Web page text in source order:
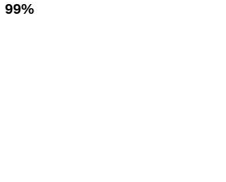
99%